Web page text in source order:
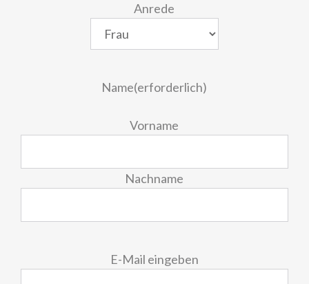
Anrede
Name(erforderlich)
Vorname
Nachname
E-Mail eingeben